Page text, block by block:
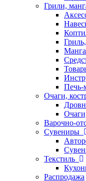
Грили,
Печь-
Очаги,
Варочно-
Сувениры
Текстиль
Распродажа